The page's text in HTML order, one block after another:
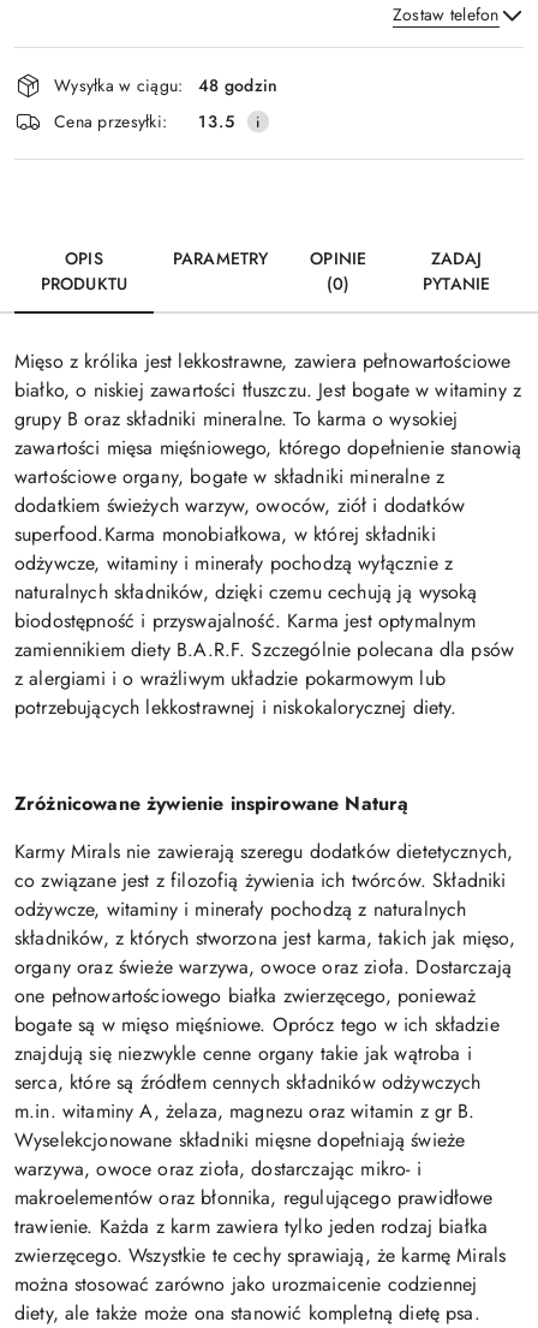
Zostaw telefon
Wyślij
Dostępność
i
dostawa
Wysyłka w ciągu:
48 godzin
Cena przesyłki:
13.5
OPIS
PRODUKTU
PARAMETRY
OPINIE
(0)
ZADAJ
PYTANIE
Mięso z królika jest lekkostrawne, zawiera pełnowartościowe
białko, o niskiej zawartości tłuszczu. Jest bogate w witaminy z
grupy B oraz składniki mineralne. To karma o wysokiej
zawartości mięsa mięśniowego, którego dopełnienie stanowią
wartościowe organy, bogate w składniki mineralne z
dodatkiem świeżychwarzyw, owoców, ziół i dodatków
superfood.Karma monobiałkowa, w której składniki
odżywcze, witaminy i minerały pochodzą wyłącznie z
naturalnych składników, dzięki czemu cechują ją wysoką
biodostępność i przyswajalność. Karma jest optymalnym
zamiennikiem diety B.A.R.F. Szczególnie polecana dla psów
z alergiami i o wrażliwym układzie pokarmowym lub
potrzebujących lekkostrawnej i niskokalorycznej diety.
Zróżnicowane żywienie inspirowane Naturą
Karmy Mirals nie zawierają szeregu dodatków dietetycznych,
co związane jest z filozofią żywienia ich twórców. Składniki
odżywcze, witaminy i minerały pochodzą z naturalnych
składników, z których stworzona jest karma, takich jak mięso,
organy oraz świeże warzywa, owoce oraz zioła. Dostarczają
one pełnowartościowego białka zwierzęcego, ponieważ
bogate są w mięso mięśniowe. Oprócz tego w ich składzie
znajdują się niezwykle cenne organy takie jak wątroba i
serca, które są źródłem cennych składników odżywczych
m.in. witaminy A, żelaza, magnezu oraz witamin z gr B.
Wyselekcjonowane składniki mięsne dopełniają świeże
warzywa, owoce oraz zioła, dostarczając mikro- i
makroelementów oraz błonnika, regulującego prawidłowe
trawienie. Każda z karm zawiera tylko jeden rodzaj białka
zwierzęcego. Wszystkie te cechy sprawiają, że karmę Mirals
można stosować zarówno jako urozmaicenie codziennej
diety, ale także może ona stanowić kompletną dietę psa.